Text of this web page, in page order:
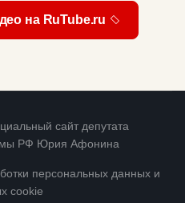
на RuTube.ru
сайт депутата
РФ Юрия Афонина
персональных данных и
cookie